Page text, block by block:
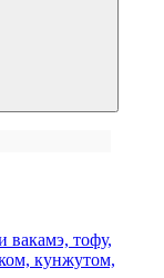
вакамэ, тофу,
кунжутом,